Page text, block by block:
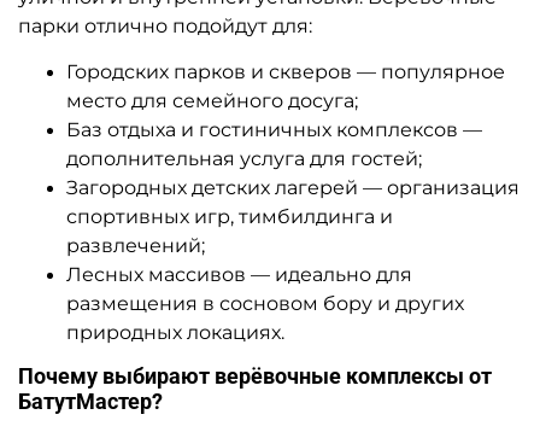
парки отлично подойдут для:
Городских парков и скверов — популярное
место для семейного досуга;
Баз отдыха и гостиничных комплексов —
дополнительная услуга для гостей;
Загородных детских лагерей — организация
спортивных игр, тимбилдинга и
развлечений;
Лесных массивов — идеально для
размещения в сосновом бору и других
природных локациях.
Почему выбирают верёвочные комплексы от
БатутМастер?